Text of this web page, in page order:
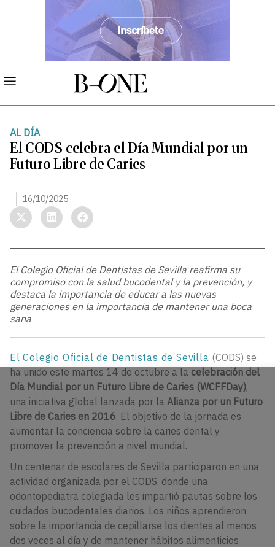
AL DÍA
El CODS celebra el Día Mundial por un
Futuro Libre de Caries
16/10/2025
El Colegio Oficial de Dentistas de Sevilla reafirma su
compromiso con la salud bucodental y la prevención, y
destaca la importancia de educar a las nuevas
generaciones en la importancia de mantener una boca
sana
El Colegio Oficial de Dentistas de Sevilla (CODS) se
ha unido este martes 14 de octubre a la celebración del
Día Mundial por un Futuro Libre de Caries (WCFFDay),
una iniciativa global lanzada por la Alianza por un Futuro
Libre de Caries en 2016. El objetivo de la jornada es
aumentar la conciencia sobre la caries dental y
promover la prevención a nivel mundial.
Un centenar de escolares de Sevilla participaron en una
actividad organizada por el CODS, donde una
odontopediatra colegiada les impartió pautas sobre los
cuidados bucodentales diarios. Los niños aprendieron
sobre la importancia de cepillarse los dientes al menos
dos veces al día y de mantener hábitos alimenticios